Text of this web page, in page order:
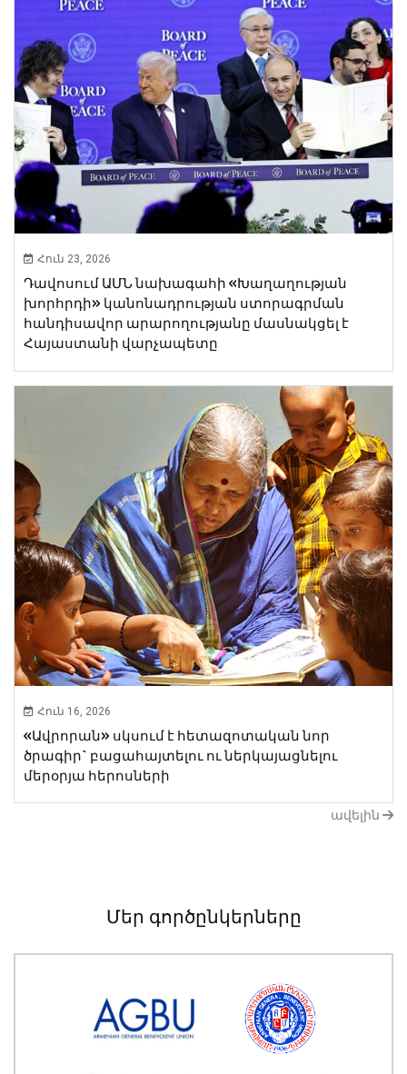
Հուն 23, 2026
Դավոսում ԱՄՆ նախագահի «Խաղաղության
խորհրդի» կանոնադրության ստորագրման
հանդիսավոր արարողությանը մասնակցել է
Հայաստանի վարչապետը
Հուն 16, 2026
«Ավրորան» սկսում է հետազոտական նոր ​​
ծրագիր` բացահայտելու ու ներկայացնելու
մերօրյա հերոսների
ավելին
Մեր գործընկերները